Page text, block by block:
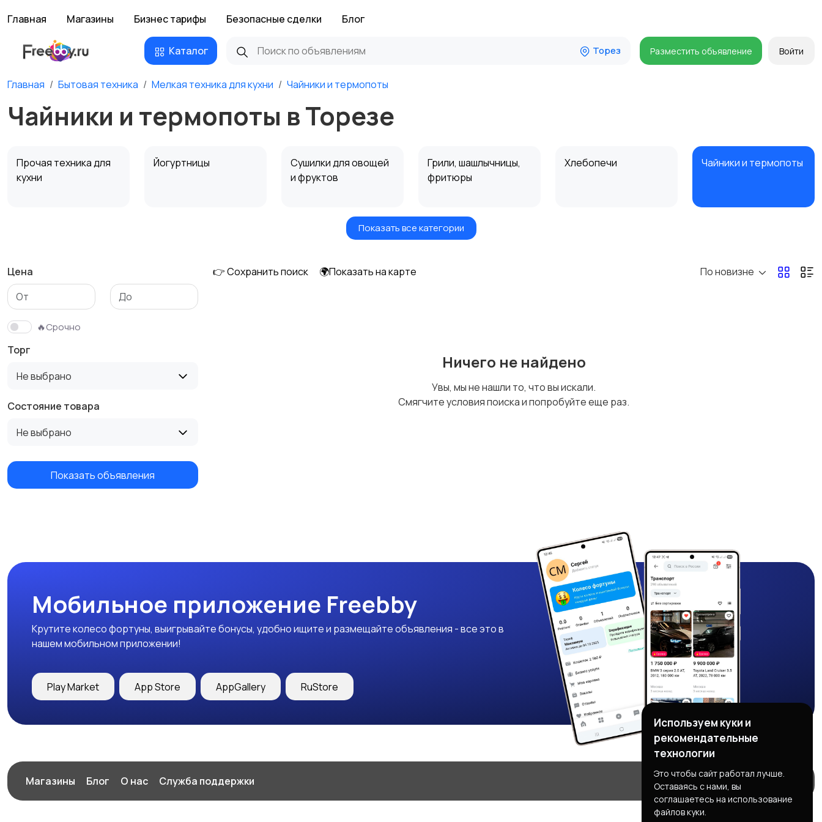
Главная Магазины Бизнес тарифы Безопасные сделки Блог
Каталог Торез Разместить объявление Войти
Главная Бытовая техника Мелкая техника для кухни Чайники и термопоты
Чайники и термопоты в Торезе
Прочая техника для
кухни
Йогуртницы
Сушилки для овощей
и фруктов
Грили, шашлычницы,
фритюры
Хлебопечи Чайники и термопоты
Мультиварки и
Кухонные весы
Бутербродницы,
сэндвичницы,
тостеры
Кухонные комбайны,
Показать все категории
Цена
🔥Срочно
Торг
Не выбрано
Состояние товара
Не выбрано
Показать объявления
👉 Сохранить поиск 🌍Показать на карте По новизне
Ничего не найдено
Увы, мы не нашли то, что вы искали.
Смягчите условия поиска и попробуйте еще раз.
Мобильное приложение Freebby
Крутите колесо фортуны, выигрывайте бонусы, удобно ищите и размещайте объявления - все это в
нашем мобильном приложении!
Play Market App Store AppGallery RuStore
Магазины Блог О нас Служба поддержки
Используем куки и
рекомендательные
технологии
Это чтобы сайт работал лучше.
Оставаясь с нами, вы
соглашаетесь на использование
файлов куки.